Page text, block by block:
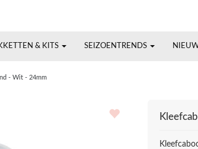
& KITS SEIZOENTRENDS
- Wit - 24mm